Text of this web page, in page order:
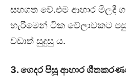
සහගත වේ.එම ආහාර මිලදී
හැරීමෙන් ටික වේලාවකට
වඩාත් සුදුසු ය.
3. ගෙදර පිසූ ආහාර